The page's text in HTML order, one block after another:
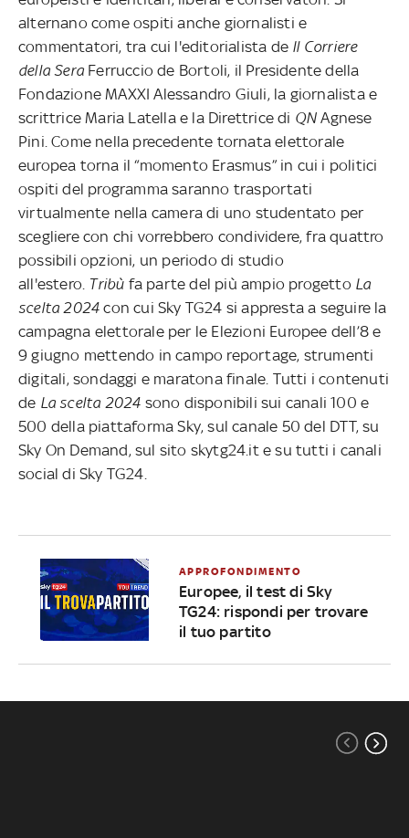
alternano come ospiti anche giornalisti e
commentatori, tra cui l'editorialista de Il Corriere
della SeraFerruccio de Bortoli, il Presidente della
Fondazione MAXXI Alessandro Giuli, la giornalista e
scrittrice Maria Latella e la Direttrice di QN Agnese
Pini. Come nella precedente tornata elettorale
europea torna il “momento Erasmus” in cui i politici
ospiti del programma saranno trasportati
virtualmente nella camera di uno studentato per
scegliere con chi vorrebbero condividere, fra quattro
possibili opzioni, un periodo di studio
all'estero. Tribù fa parte del più ampio progetto La
scelta 2024 con cui Sky TG24 si appresta a seguire la
campagna elettorale per le Elezioni Europee dell’8 e
9 giugno mettendo in campo reportage, strumenti
digitali, sondaggi e maratona finale. Tutti i contenuti
de La scelta 2024 sono disponibili sui canali 100 e
500 della piattaforma Sky, sul canale 50 del DTT, su
Sky On Demand, sul sito skytg24.it e su tutti i canali
social di Sky TG24.
APPROFONDIMENTO
Europee, il test di Sky
TG24: rispondi per trovare
il tuo partito